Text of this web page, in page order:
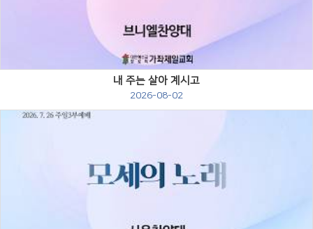
내 주는 살아 계시고
2026-08-02